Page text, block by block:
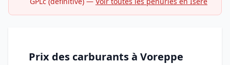
Prix des carburants à Voreppe